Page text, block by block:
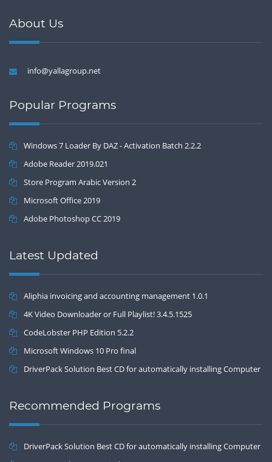
About Us
info@yallagroup.net
Popular Programs
Windows 7 Loader By DAZ - Activation Batch 2.2.2
Adobe Reader 2019.021
Store Program Arabic Version 2
Microsoft Office 2019
Adobe Photoshop CC 2019
Latest Updated
Aliphia invoicing and accounting management 1.0.1
4K Video Downloader or Full Playlist! 3.4.5.1525
CodeLobster PHP Edition 5.2.2
Microsoft Windows 10 Pro final
DriverPack Solution Best CD for automatically installing Computer
Recommended Programs
DriverPack Solution Best CD for automatically installing Computer